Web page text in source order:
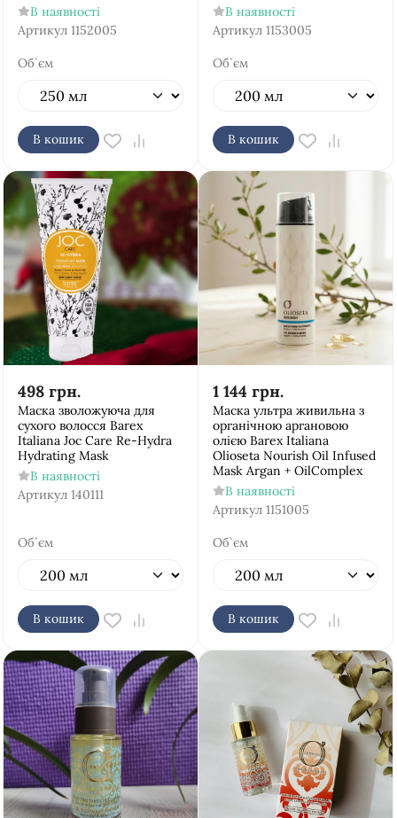
В наявності
Артикул 1152005
Об`єм
В кошик
В наявності
Артикул 1153005
Об`єм
В кошик
498 грн.
Маска зволожуюча для
сухого волосся Barex
Italiana Joc Care Re-Hydra
Hydrating Mask
В наявності
Артикул 140111
Об`єм
В кошик
1 144 грн.
Маска ультра живильна з
органічною аргановою
олією Barex Italiana
Olioseta Nourish Oil Infused
Mask Argan + OilComplex
В наявності
Артикул 1151005
Об`єм
В кошик